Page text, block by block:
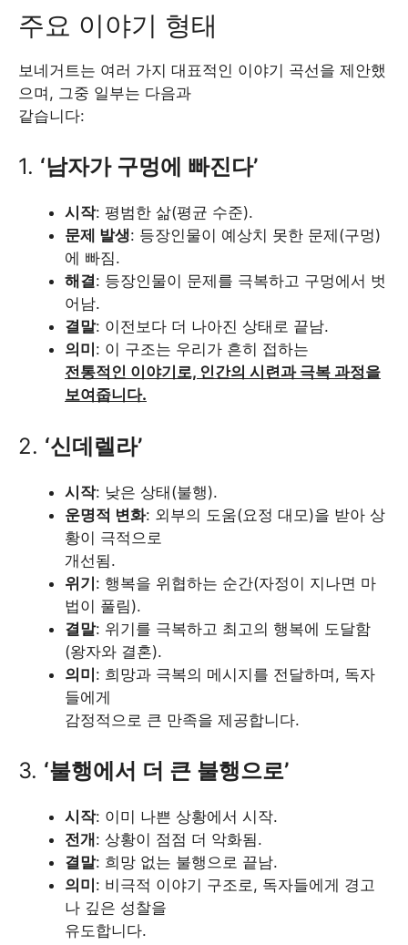
주요 이야기 형태
보네거트는 여러 가지 대표적인 이야기 곡선을 제안했
으며, 그중 일부는 다음과
같습니다:
1. ‘남자가 구멍에 빠진다’
시작: 평범한 삶(평균 수준).
문제 발생: 등장인물이 예상치 못한 문제(구멍)
에 빠짐.
해결: 등장인물이 문제를 극복하고 구멍에서 벗
어남.
결말: 이전보다 더 나아진 상태로 끝남.
의미 : 이 구조는 우리가 흔히 접하는
전통적인 이야기로, 인간의 시련과 극복 과정을
보여줍니다.
2. ‘신데렐라’
시작: 낮은 상태(불행).
운명적 변화: 외부의 도움(요정 대모)을 받아 상
황이 극적으로
개선됨.
위기: 행복을 위협하는 순간(자정이 지나면 마
법이 풀림).
결말: 위기를 극복하고 최고의 행복에 도달함
(왕자와 결혼).
의미: 희망과 극복의 메시지를 전달하며, 독자
들에게
감정적으로 큰 만족을 제공합니다.
3. ‘불행에서 더 큰 불행으로’
시작: 이미 나쁜 상황에서 시작.
전개 : 상황이 점점 더 악화됨.
결말: 희망 없는 불행으로 끝남.
의미 : 비극적 이야기 구조로, 독자들에게 경고
나 깊은 성찰을
유도합니다.